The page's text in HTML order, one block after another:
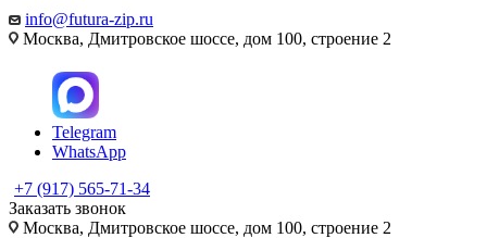
info@futura-zip.ru
Москва, Дмитровское шоссе, дом 100, строение 2
Telegram
WhatsApp
+7 (917) 565-71-34
Заказать звонок
Москва, Дмитровское шоссе, дом 100, строение 2